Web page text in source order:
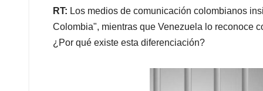
RT: Los medios de comunicación colombianos
Colombia", mientras que Venezuela lo reconoce
¿Por qué existe esta diferenciación?